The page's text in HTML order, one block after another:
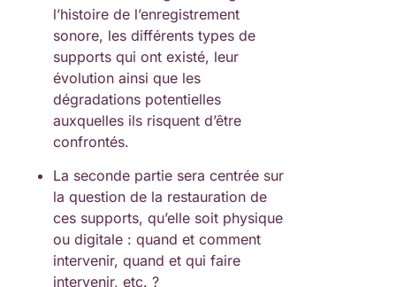
l’histoire de l’enregistrement
sonore, les différents types de
supports qui ont existé, leur
évolution ainsi que les
dégradations potentielles
auxquelles ils risquent d’être
confrontés.
La seconde partie sera centrée sur
la question de la restauration de
ces supports, qu’elle soit physique
ou digitale : quand et comment
intervenir, quand et qui faire
intervenir, etc. ?